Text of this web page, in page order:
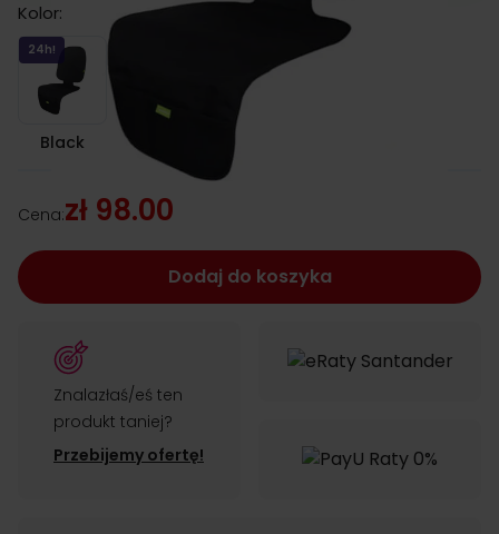
Kolor:
24h! Black
Black
Cena:zł 98.00
Dodaj do koszyka
Znalazłaś/eś ten
produkt taniej?
Przebijemy ofertę!